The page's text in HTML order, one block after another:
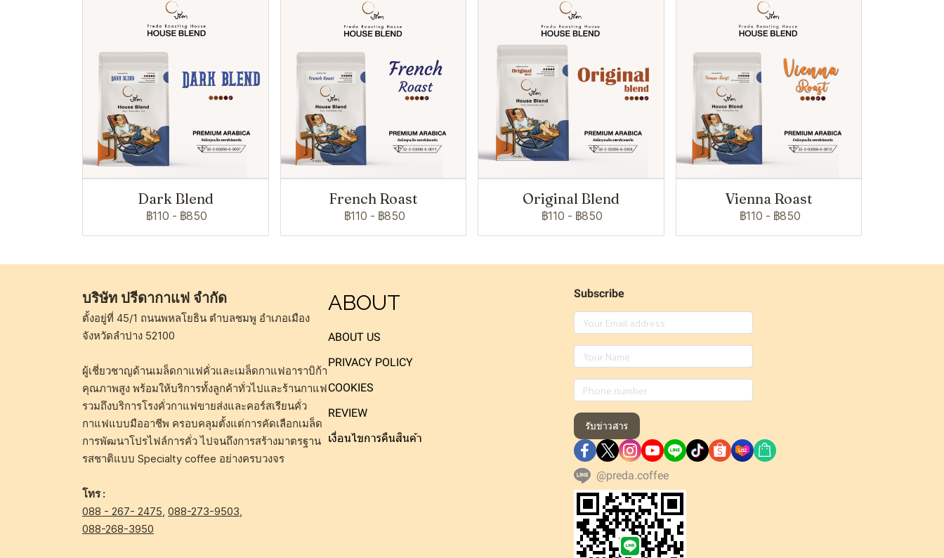
Dark Blend
฿110 - ฿850
French Roast
฿110 - ฿850
Original Blend
฿110 - ฿850
Vienna Roast
฿110 - ฿850
บริษัท ปรีดากาแฟ จำกัด
ตั้งอยู่ที่ 45/1 ถนนพหลโยธิน ตำบลชมพู อำเภอเมือง
จังหวัดลำปาง 52100
ผู้เชี่ยวชาญด้านเมล็ดกาแฟคั่วและเมล็ดกาแฟอาราบิก้า
คุณภาพสูง พร้อมให้บริการทั้งลูกค้าทั่วไปและร้านกาแฟ
รวมถึงบริการโรงคั่วกาแฟขายส่งและคอร์สเรียนคั่ว
กาแฟแบบมืออาชีพ ครอบคลุมตั้งแต่การคัดเลือกเมล็ด
การพัฒนาโปรไฟล์การคั่ว ไปจนถึงการสร้างมาตรฐาน
รสชาติแบบ Specialty coffee อย่างครบวงจร
โทร :
088 - 267- 2475 088-273-9503
088-268-3950
ABOUT
ABOUT US
PRIVACY POLICY
COOKIES
REVIEW
เงื่อนไขการคืนสินค้า
Subscribe
รับข่าวสาร
@preda.coffee